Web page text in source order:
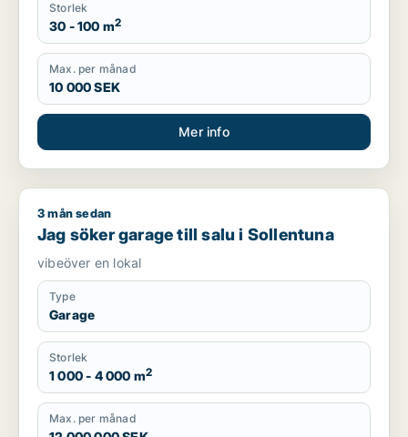
Storlek
30 - 100 m2
Max. per månad
10 000 SEK
Mer info
Jag söker garage till salu i Sollentuna
3 mån sedan
Jag söker garage till salu i Sollentuna
vibeöver en lokal
Type
Garage
Storlek
1 000 - 4 000 m2
Max. per månad